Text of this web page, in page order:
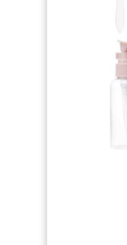
les
équipé
pour